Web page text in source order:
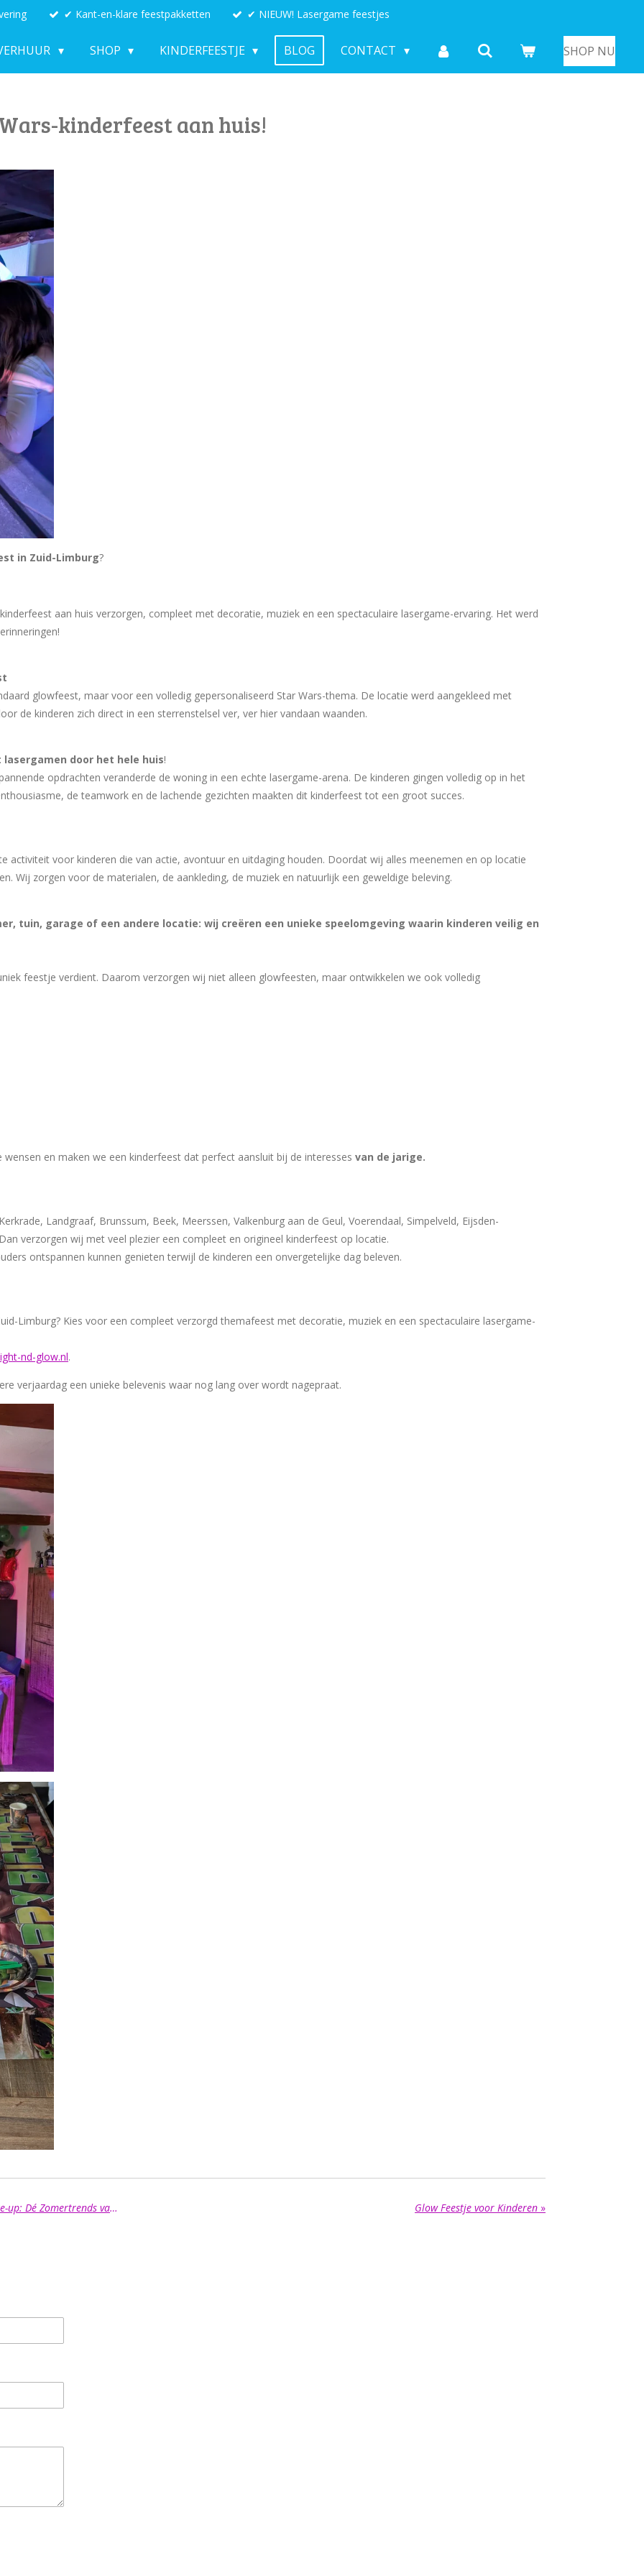
✔ Kant-en-klare feestpakketten ✔ NIEUW! Lasergame feestjes
SHOP KINDERFEESTJE BLOG CONTACT SHOP NU
kinderfeest aan huis!
in Zuid-Limburg?
aan huis verzorgen, compleet met decoratie, muziek en een spectaculaire lasergame-ervaring. Het werd
glowfeest, maar voor een volledig gepersonaliseerd Star Wars-thema. De locatie werd aangekleed met
de kinderen zich direct in een sterrenstelsel ver, ver hier vandaan waanden.
door het hele huis!
opdrachten veranderde de woning in een echte lasergame-arena. De kinderen gingen volledig op in het
de teamwork en de lachende gezichten maakten dit kinderfeest tot een groot succes.
activiteit voor kinderen die van actie, avontuur en uitdaging houden. Doordat wij alles meenemen en op locatie
Wij zorgen voor de materialen, de aankleding, de muziek en natuurlijk een geweldige beleving.
tuin, garage of een andere locatie: wij creëren een unieke speelomgeving waarin kinderen veilig en
feestje verdient. Daarom verzorgen wij niet alleen glowfeesten, maar ontwikkelen we ook volledig
en maken we een kinderfeest dat perfect aansluit bij de interesses van de jarige.
Landgraaf, Brunssum, Beek, Meerssen, Valkenburg aan de Geul, Voerendaal, Simpelveld, Eijsden-
verzorgen wij met veel plezier een compleet en origineel kinderfeest op locatie.
ontspannen kunnen genieten terwijl de kinderen een onvergetelijke dag beleven.
Limburg? Kies voor een compleet verzorgd themafeest met decoratie, muziek en een spectaculaire lasergame-
nd-glow.nl.
verjaardag een unieke belevenis waar nog lang over wordt nagepraat.
Glow Sieraden, Neon Accessoires & Festival Make-up: Dé Zomertrends van 2026 Glow Feestje voor Kinderen »